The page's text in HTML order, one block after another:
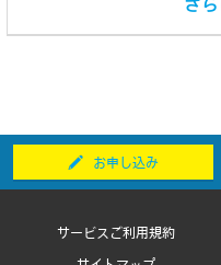
お申し込み
サービスご利用規約